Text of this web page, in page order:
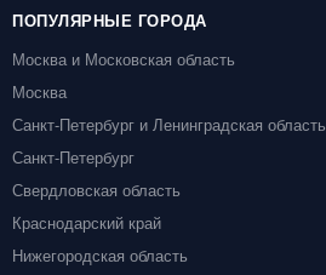
ПОПУЛЯРНЫЕ ГОРОДА
Москва и Московская область
Москва
Санкт-Петербург и Ленинградская область
Санкт-Петербург
Свердловская область
Краснодарский край
Нижегородская область